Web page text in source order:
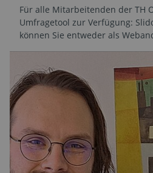
Für alle Mitarbeitenden der TH
Umfragetool zur Verfügung:
können Sie entweder als